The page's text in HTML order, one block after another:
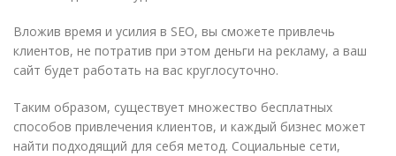
Вложив время и усилия в SEO, вы сможете привлечь
клиентов, не потратив при этом деньги на рекламу, а ваш
сайт будет работать на вас круглосуточно.
Таким образом, существует множество бесплатных
способов привлечения клиентов, и каждый бизнес может
найти подходящий для себя метод. Социальные сети,